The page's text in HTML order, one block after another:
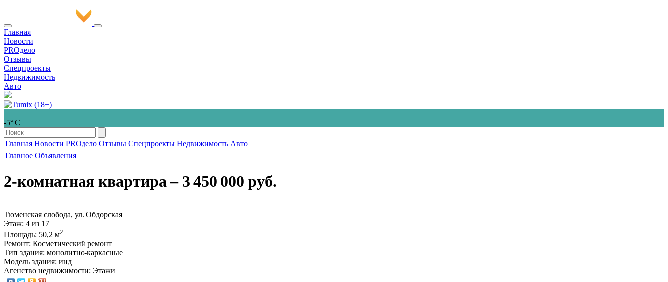
Главная
Новости
PROдело
Отзывы
Спецпроекты
Недвижимость
Авто
-5° С
Главная Новости PROдело Отзывы Спецпроекты Недвижимость Авто
Главное Объявления
2-комнатная квартира‒ 3 450 000 руб.
Тюменская слобода, ул. Обдорская
Этаж: 4 из 17
Площадь: 50,2 м2
Ремонт: Косметический ремонт
Тип здания: монолитно-каркасные
Модель здания: инд
Агенство недвижимости: Этажи